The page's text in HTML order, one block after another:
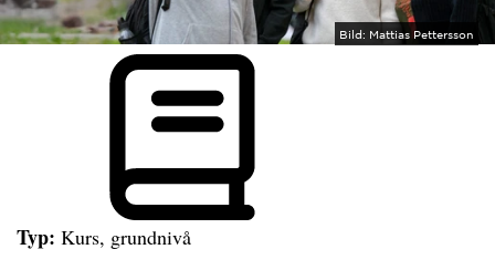
Bild: Mattias Pettersson
Typ: Kurs, grundnivå